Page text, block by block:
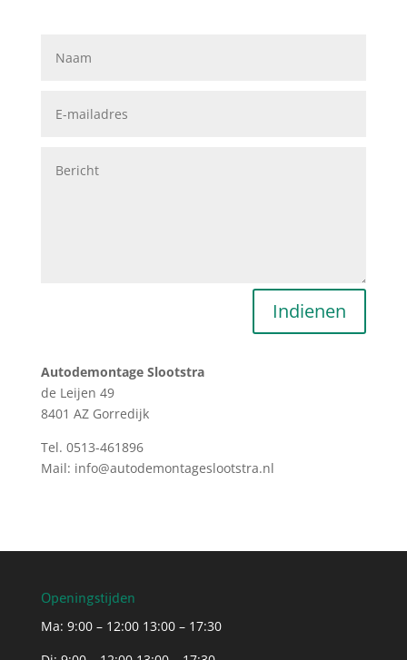
Indienen
Autodemontage Slootstra
de Leijen 49
8401 AZ Gorredijk
Tel. 0513-461896
Mail: info@autodemontageslootstra.nl
Openingstijden
Ma: 9:00 – 12:00 13:00 – 17:30